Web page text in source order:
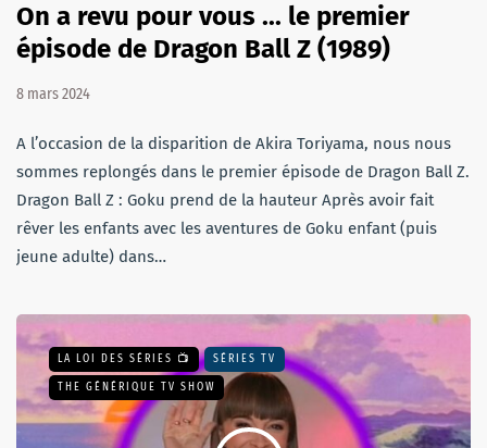
On a revu pour vous ... le premier
épisode de Dragon Ball Z (1989)
8 mars 2024
A l’occasion de la disparition de Akira Toriyama, nous nous
sommes replongés dans le premier épisode de Dragon Ball Z.
Dragon Ball Z : Goku prend de la hauteur Après avoir fait
rêver les enfants avec les aventures de Goku enfant (puis
jeune adulte) dans…
LA LOI DES SÉRIES 📺 SÉRIES TV
THE GÉNÉRIQUE TV SHOW